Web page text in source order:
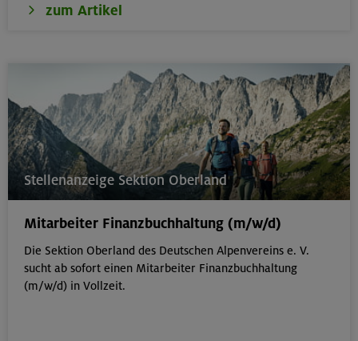
zum Artikel
Stellenanzeige Sektion Oberland
Mitarbeiter Finanzbuchhaltung (m/w/d)
Die Sektion Oberland des Deutschen Alpenvereins e. V.
sucht ab sofort einen Mitarbeiter Finanzbuchhaltung
(m/w/d) in Vollzeit.